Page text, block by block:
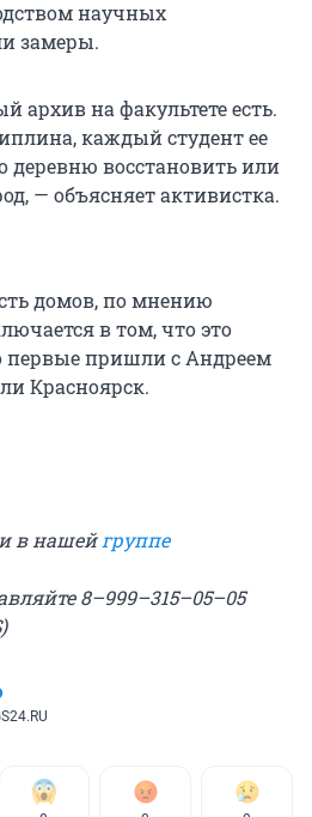
научных
замеры.
архив на факультете есть.
каждый студент ее
восстановить или
— объясняет активистка.
домов, по мнению
в том, что это
первые пришли с Андреем
Красноярск.
в нашей группе
8–999–315–05–05